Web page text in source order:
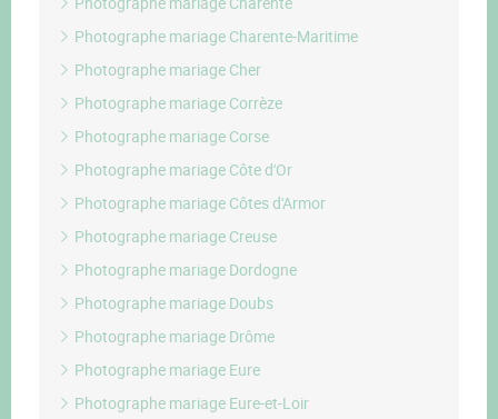
Photographe mariage Charente-Maritime
Photographe mariage Cher
Photographe mariage Corrèze
Photographe mariage Corse
Photographe mariage Côte d'Or
Photographe mariage Côtes d'Armor
Photographe mariage Creuse
Photographe mariage Dordogne
Photographe mariage Doubs
Photographe mariage Drôme
Photographe mariage Eure
Photographe mariage Eure-et-Loir